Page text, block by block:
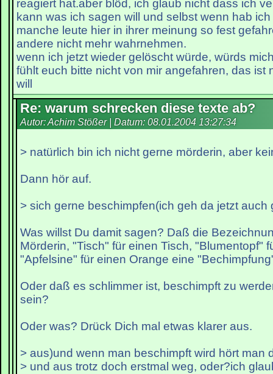
reagiert hat.aber blöd, ich glaub nicht dass ich
kann was ich sagen will und selbst wenn hab
manche leute hier in ihrer meinung so fest
andere nicht mehr wahrnehmen.
wenn ich jetzt wieder gelöscht würde, würds
fühlt euch bitte nicht von mir angefahren, das ist
will
Re: warum schrecken diese texte ab?
Autor: Achim Stößer | Datum: 08.01.2004 13:27:34
> natürlich bin ich nicht gerne mörderin, aber
Dann hör auf.
> sich gerne beschimpfen(ich geh da jetzt auch
Was willst Du damit sagen? Daß die
Mörderin, "Tisch" für einen Tisch, "Blumentopf"
"Apfelsine" für einen Orange eine
Oder daß es schlimmer ist, beschimpft zu
sein?
Oder was? Drück Dich mal etwas klarer aus.
> aus)und wenn man beschimpft wird hört man
> und aus trotz doch erstmal weg, oder?ich